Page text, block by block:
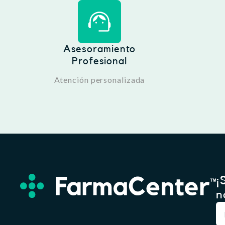
Asesoramiento
Profesional
Atención personalizada